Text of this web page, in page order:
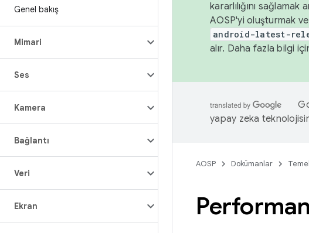
Genel bakış
Mimari
Ses
Kamera
Bağlantı
Veri
Ekran
kararlılığını
AOSP'yi oluşturmak
android-latest-
alır. Daha fazla bilgi
yapay zeka
AOSP Dokümanlar